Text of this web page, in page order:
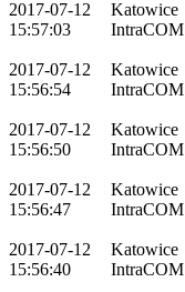
2017-07-12
15:57:03
Katowice
IntraCOM
2017-07-12
15:56:54
Katowice
IntraCOM
2017-07-12
15:56:50
Katowice
IntraCOM
2017-07-12
15:56:47
Katowice
IntraCOM
2017-07-12
15:56:40
Katowice
IntraCOM